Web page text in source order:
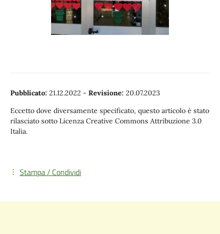
Pubblicato: 21.12.2022 - Revisione: 20.07.2023
Eccetto dove diversamente specificato, questo articolo è stato
rilasciato sotto Licenza Creative Commons Attribuzione 3.0
Italia.
Stampa / Condividi